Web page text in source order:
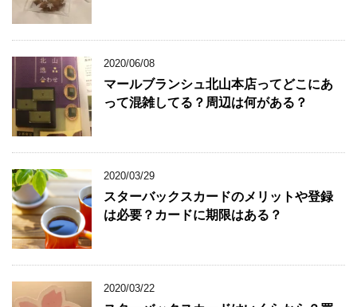
2020/06/08
マールブランシュ北山本店ってどこにあ
って混雑してる？周辺は何がある？
2020/03/29
スターバックスカードのメリットや登録
は必要？カードに期限はある？
2020/03/22